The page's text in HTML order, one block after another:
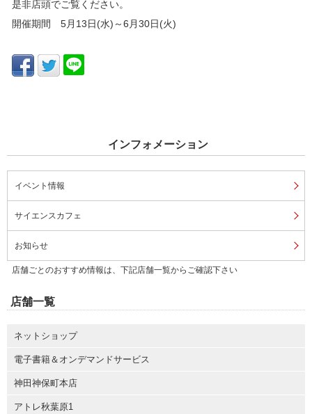
是非店頭でご覧ください。
開催期間 5月13日(水)～6月30日(火)
インフォメーション
イベント情報
サイエンスカフェ
お知らせ
店舗ごとのおすすめ情報は、下記店舗一覧からご確認下さい
店舗一覧
ネットショップ
電子書籍＆オンデマンドサービス
神田神保町本店
アトレ秋葉原1